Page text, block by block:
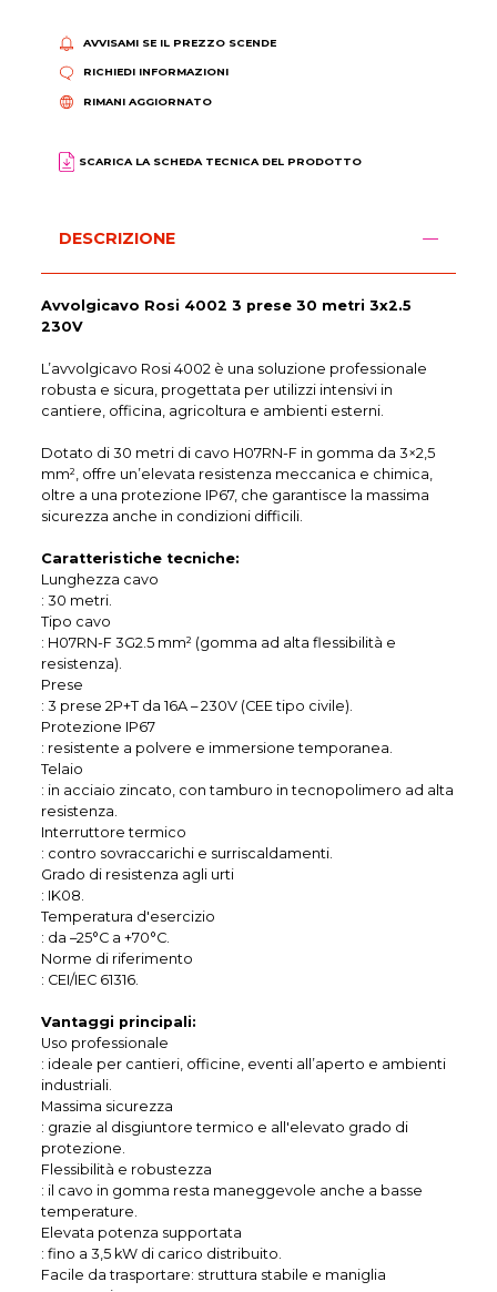
AVVISAMI SE IL PREZZO SCENDE
RICHIEDI INFORMAZIONI
RIMANI AGGIORNATO
SCARICA LA SCHEDA TECNICA DEL PRODOTTO
DESCRIZIONE
Avvolgicavo Rosi 4002 3 prese 30 metri 3x2.5
230V
L’avvolgicavo Rosi 4002 è una soluzione professionale
robusta e sicura, progettata per utilizzi intensivi in
cantiere, officina, agricoltura e ambienti esterni.
Dotato di 30 metri di cavo H07RN-F in gomma da 3×2,5
mm², offre un’elevata resistenza meccanica e chimica,
oltre a una protezione IP67, che garantisce la massima
sicurezza anche in condizioni difficili.
Caratteristiche tecniche:
Lunghezza cavo
: 30 metri.
Tipo cavo
: H07RN-F 3G2.5 mm² (gomma ad alta flessibilità e
resistenza).
Prese
: 3 prese 2P+T da 16A – 230V (CEE tipo civile).
Protezione IP67
: resistente a polvere e immersione temporanea.
Telaio
: in acciaio zincato, con tamburo in tecnopolimero ad alta
resistenza.
Interruttore termico
: contro sovraccarichi e surriscaldamenti.
Grado di resistenza agli urti
: IK08.
Temperatura d'esercizio
: da –25°C a +70°C.
Norme di riferimento
: CEI/IEC 61316.
Vantaggi principali:
Uso professionale
: ideale per cantieri, officine, eventi all’aperto e ambienti
industriali.
Massima sicurezza
: grazie al disgiuntore termico e all'elevato grado di
protezione.
Flessibilità e robustezza
: il cavo in gomma resta maneggevole anche a basse
temperature.
Elevata potenza supportata
: fino a 3,5 kW di carico distribuito.
Facile da trasportare: struttura stabile e maniglia